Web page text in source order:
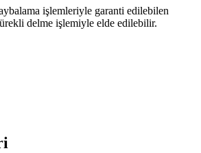
işlemleriyle garanti edilebilen
delme işlemiyle elde edilebilir.